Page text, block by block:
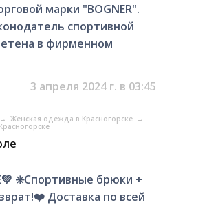
мapки "BОGNER".
споpтивнoй
в фиpмeнном
3 апреля 2024 г. в 03:45
→ Женская одежда в Красногорске →
✳️Спортивные брюки +
Доставка по всей